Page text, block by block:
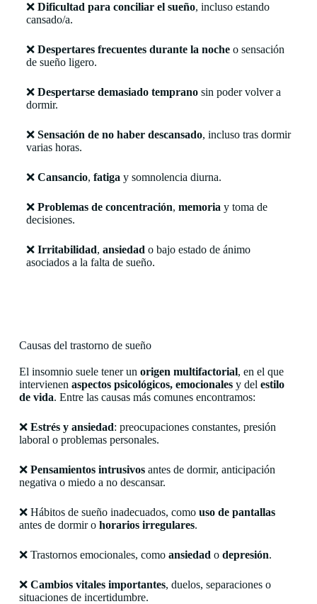
❌ Dificultad para conciliar el sueño, incluso estando
cansado/a.
❌ Despertares frecuentes durante la nocheo sensación
de sueño ligero.
❌ Despertarse demasiado tempranosin poder volver a
dormir.
❌ Sensación de no haber descansado, incluso tras dormir
varias horas.
❌ Cansancio, fatiga y somnolencia diurna.
❌ Problemas de concentración, memoria y toma de
decisiones.
❌ Irritabilidad, ansiedad o bajo estado de ánimo
asociados a la falta de sueño.
Causas del trastorno de sueño
El insomnio suele tener un origen multifactorial, en el que
intervienen aspectos psicológicos, emocionalesy del estilo
de vida. Entre las causas más comunes encontramos:
❌ Estrés y ansiedad: preocupaciones constantes, presión
laboral o problemas personales.
❌ Pensamientos intrusivosantes de dormir, anticipación
negativa o miedo a no descansar.
❌ Hábitos de sueño inadecuados, como uso de pantallas
antes de dormir o horarios irregulares.
❌ Trastornos emocionales, como ansiedad o depresión.
❌Cambios vitales importantes, duelos, separaciones o
situaciones de incertidumbre.